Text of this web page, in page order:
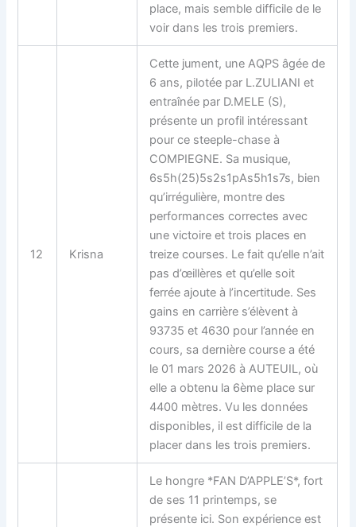
place, mais semble difficile de le
voir dans les trois premiers.
12 Krisna
Cette jument, une AQPS âgée de
6 ans, pilotée par L.ZULIANI et
entraînée par D.MELE (S),
présente un profil intéressant
pour ce steeple-chase à
COMPIEGNE. Sa musique,
6s5h(25)5s2s1pAs5h1s7s, bien
qu’irrégulière, montre des
performances correctes avec
une victoire et trois places en
treize courses. Le fait qu’elle n’ait
pas d’œillères et qu’elle soit
ferrée ajoute à l’incertitude. Ses
gains en carrière s’élèvent à
93735 et 4630 pour l’année en
cours, sa dernière course a été
le 01 mars 2026 à AUTEUIL, où
elle a obtenu la 6ème place sur
4400 mètres. Vu les données
disponibles, il est difficile de la
placer dans les trois premiers.
Le hongre *FAN D’APPLE’S*, fort
de ses 11 printemps, se
présente ici. Son expérience est